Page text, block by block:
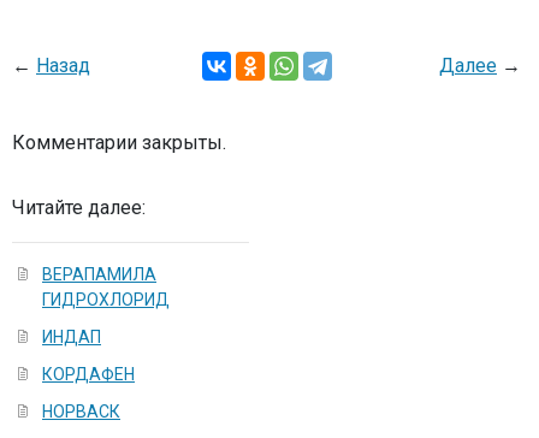
← Назад Далее →
Комментарии закрыты.
Читайте далее:
ВЕРАПАМИЛА
ГИДРОХЛОРИД
ИНДАП
КОРДАФЕН
НОРВАСК